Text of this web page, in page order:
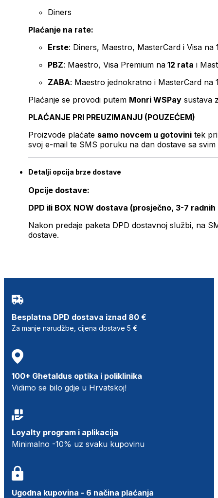
Diners
Plaćanje na rate:
Erste: Diners, Maestro, MasterCard i Visa na
PBZ: Maestro, Visa Premium na 12 rata i
ZABA: Maestro jednokratno i MasterCard na
Plaćanje se provodi putem Monri WSPay sustava
PLAĆANJE PRI PREUZIMANJU (POUZEĆEM)
Proizvode plaćate samo novcem u gotovini tek
svoj e-mail te SMS poruku na dan dostave sa svim
Detalji opcija brze dostave
Opcije dostave:
DPD ili BOX NOW dostava (prosječno, 3-7 radnih
Nakon predaje paketa DPD dostavnoj službi, na
dostave.
Besplatna DPD dostava iznad 80 €
Za manje narudžbe, cijena dostave 5 €
100+ Ghetaldus optika i poliklinika
Vidimo se bilo gdje u Hrvatskoj!
Loyalty program i aplikacija
Minimalno -10% uz svaku kupovinu
Ugodna kupovina - 6 načina plaćanja